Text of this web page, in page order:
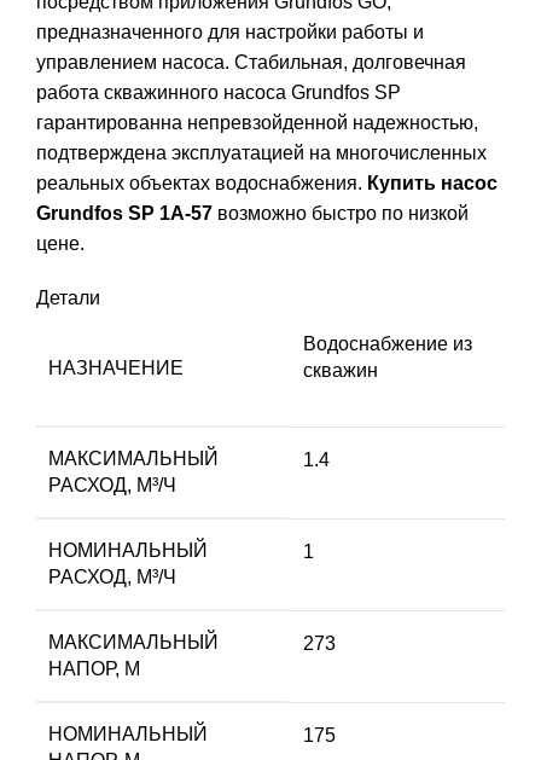
предназначенного для настройки работы и
управлением насоса. Стабильная, долговечная
работа скважинного насоса Grundfos SP
гарантированна непревзойденной надежностью,
подтверждена эксплуатацией на многочисленных
реальных объектах водоснабжения. Купить насос
Grundfos SP 1A-57 возможно быстро по низкой
цене.
Детали
НАЗНАЧЕНИЕ
Водоснабжение из
скважин
МАКСИМАЛЬНЫЙ
РАСХОД, М³/Ч
1.4
НОМИНАЛЬНЫЙ
РАСХОД, М³/Ч
1
МАКСИМАЛЬНЫЙ
НАПОР, М
273
НОМИНАЛЬНЫЙ
175